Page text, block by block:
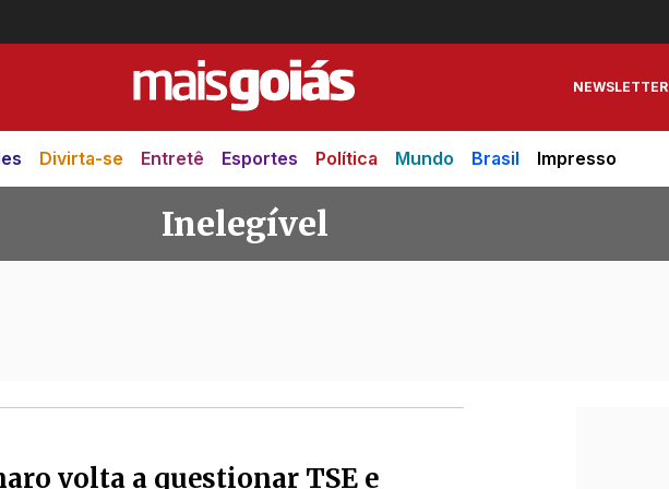
NEWSLETTER
Divirta-se Entretê Esportes Política Mundo Brasil Impresso
Inelegível
volta a questionar TSE e